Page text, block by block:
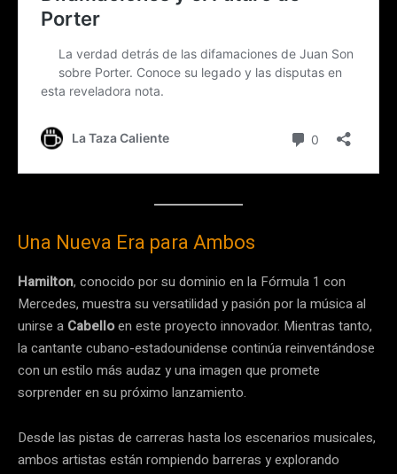
Una Nueva Era para Ambos
Hamilton, conocido por su dominio en la Fórmula 1 con
Mercedes, muestra su versatilidad y pasión por la música al
unirse a Cabelloen este proyecto innovador. Mientras tanto,
la cantante cubano-estadounidense continúa reinventándose
con un estilo más audaz y una imagen que promete
sorprender en su próximo lanzamiento.
Desde las pistas de carreras hasta los escenarios musicales,
ambos artistas están rompiendo barreras y explorando